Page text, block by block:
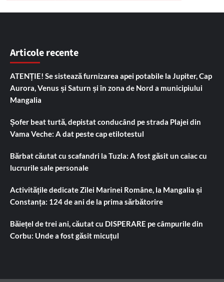
Articole recente
ATENȚIE! Se sistează furnizarea apei potabile la Jupiter, Cap
Aurora, Venus și Saturn și în zona de Nord a municipiului
Mangalia
Șofer beat turtă, depistat conducând pe strada Plajei din
Vama Veche: A dat peste cap etilotestul
Bărbat căutat cu scafandri la Tuzla: A fost găsit un caiac cu
lucrurile sale personale
Activitățile dedicate Zilei Marinei Române, la Mangalia și
Constanța: 124 de ani de la prima sărbătorire
Băiețel de trei ani, căutat cu DISPERARE pe câmpurile din
Corbu: Unde a fost găsit micuțul